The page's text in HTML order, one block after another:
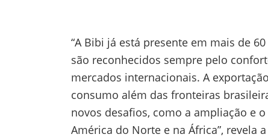
“A Bibi já está presente em mais de
são reconhecidos sempre pelo
mercados internacionais. A
consumo além das fronteiras
novos desafios, como a ampliação e
América do Norte e na África”, revela